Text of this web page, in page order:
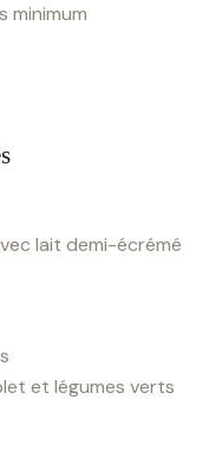
minimum
lait demi-écrémé
et légumes verts